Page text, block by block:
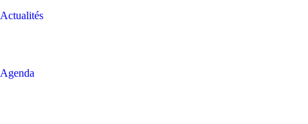
Actualités
Agenda